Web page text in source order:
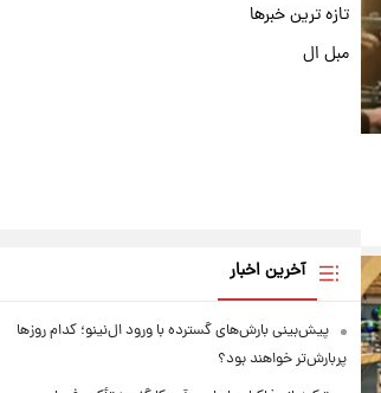
تازه ترین خبرها
مبل ال
آخرین اخبار
پیش‌بینی بارش‌های گسترده با ورود ال‌نینو؛ کدام روزها
پربارش‌تر خواهند بود؟